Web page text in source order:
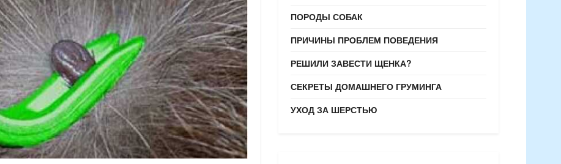
ПОРОДЫ СОБАК
ПРИЧИНЫ ПРОБЛЕМ ПОВЕДЕНИЯ
РЕШИЛИ ЗАВЕСТИ ЩЕНКА?
СЕКРЕТЫ ДОМАШНЕГО ГРУМИНГА
УХОД ЗА ШЕРСТЬЮ